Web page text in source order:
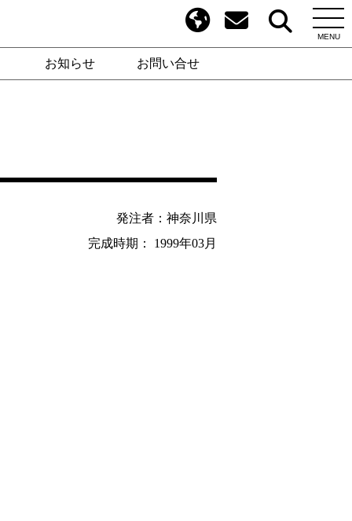
MENU
お知らせ お問い合せ
発注者：神奈川県
完成時期： 1999年03月